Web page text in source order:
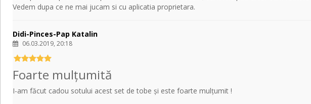
Vedem dupa ce ne mai jucam si cu aplicatia proprietara.
Didi-Pinces-Pap Katalin
06.03.2019, 20:18
Foarte mulțumită
I-am făcut cadou sotului acest set de tobe și este foarte mulțumit !